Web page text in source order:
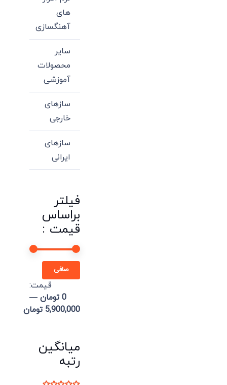
های
آهنگسازی
سایر
محصولات
آموزشی
سازهای
خارجی
سازهای
ایرانی
فیلتر
براساس
قیمت :
صافی
قيمت:
0 تومان
—
5,900,000 تومان
میانگین
رتبه